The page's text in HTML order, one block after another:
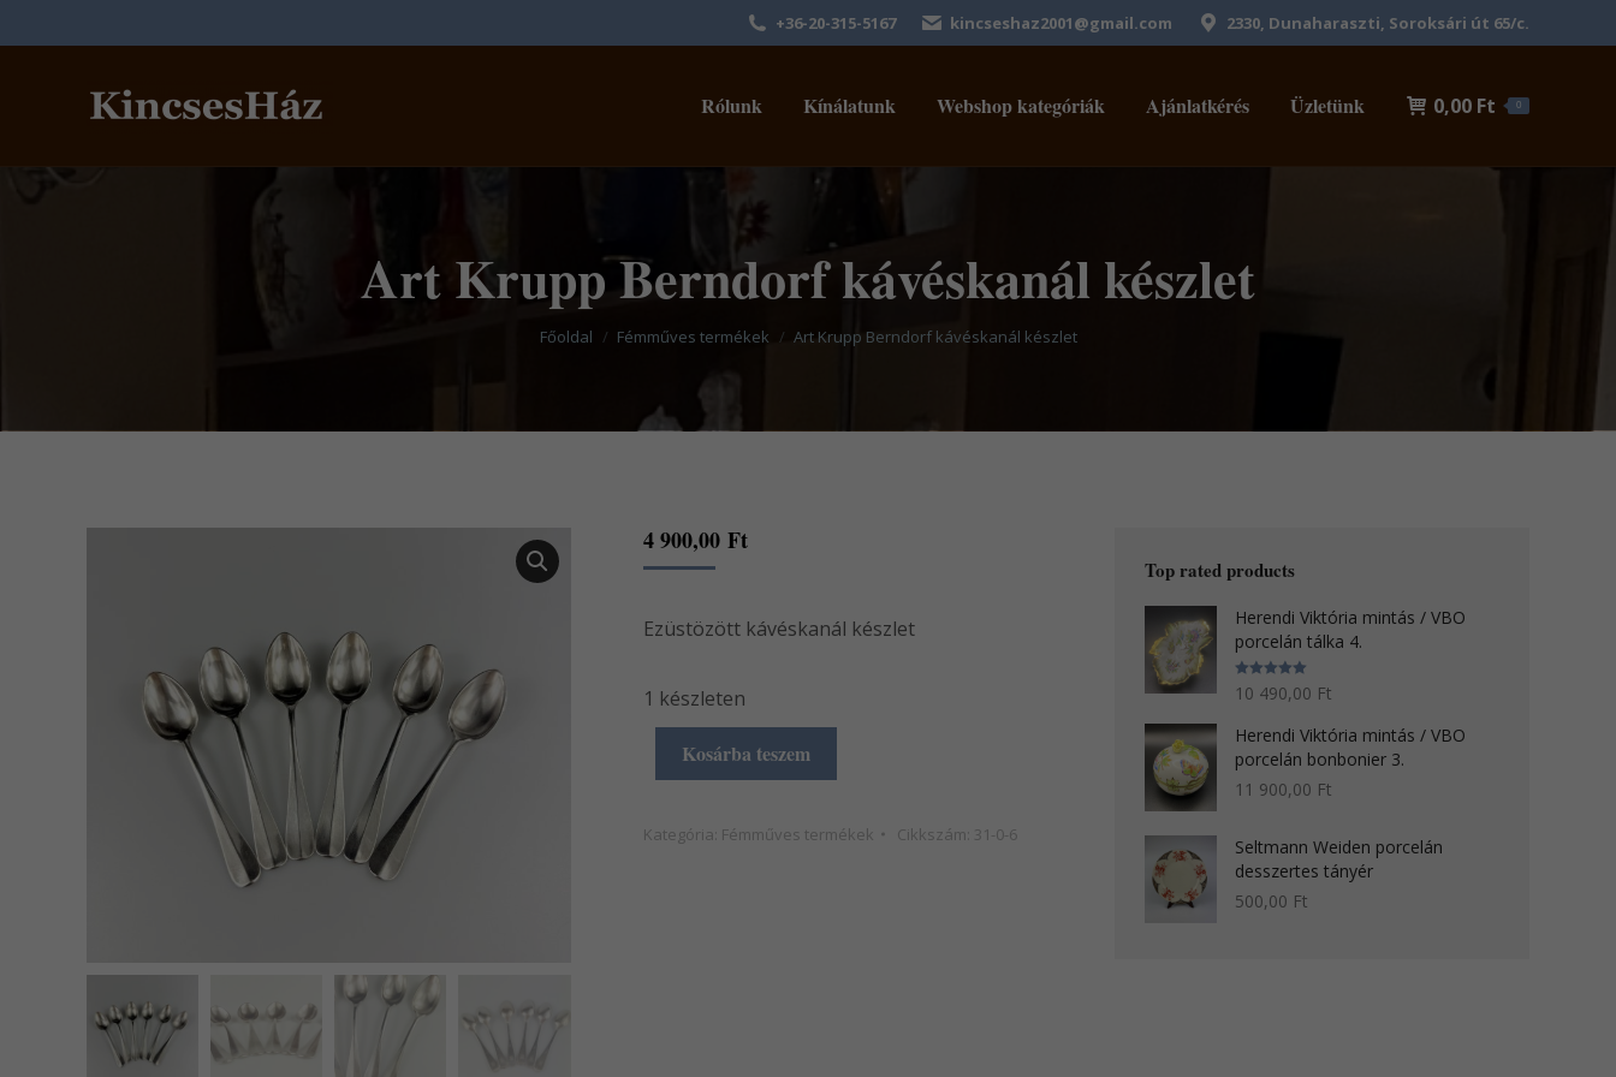
+36-20-315-5167 kincseshaz2001@gmail.com 2330, Dunaharaszti, Soroksári út 65/c.
Rólunk Kínálatunk Webshop kategóriák Ajánlatkérés Üzletünk 0,00 Ft 0
Art Krupp Berndorf kávéskanál készlet
You are here:
Főoldal Fémműves termékek Art Krupp Berndorf kávéskanál készlet
4 900,00 Ft
Ezüstözött kávéskanál készlet
1 készleten
Kosárba teszem
Kategória: Fémműves termékek Cikkszám: 31-0-6
Top rated products
Herendi Viktória mintás / VBO
porcelán tálka 4.
Értékelés:
5.00
/ 5
10 490,00 Ft
Herendi Viktória mintás / VBO
porcelán bonbonier 3.
11 900,00 Ft
Seltmann Weiden porcelán
desszertes tányér
500,00 Ft